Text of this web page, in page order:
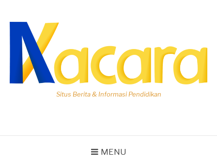
konten
Situs Berita & Informasi Pendidikan
MENU